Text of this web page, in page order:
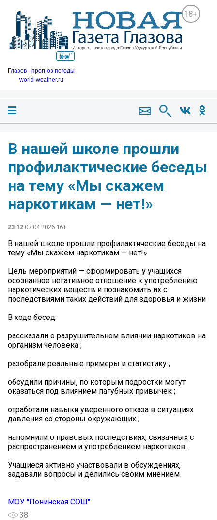
18+
Глазов - прогноз погоды
world-weather.ru
В нашей школе прошли
профилактические беседы
на тему «Мы скажем
наркотикам — нет!»
23:12 07.04.2026 16+
В нашей школе прошли профилактические беседы на
тему «Мы скажем наркотикам — нет!»
Цель мероприятий — сформировать у учащихся
осознанное негативное отношение к употреблению
наркотических веществ и познакомить их с
последствиями таких действий для здоровья и жизни
В ходе бесед:
рассказали о разрушительном влиянии наркотиков на
организм человека ;
разобрали реальные примеры и статистику ;
обсудили причины, по которым подростки могут
оказаться под влиянием пагубных привычек ;
отработали навыки уверенного отказа в ситуациях
давления со стороны окружающих ️;
напомнили о правовых последствиях, связанных с
распространением и употреблением наркотиков ️.
Учащиеся активно участвовали в обсуждениях,
задавали вопросы и делились своим мнением
МОУ "Понинская СОШ"
38